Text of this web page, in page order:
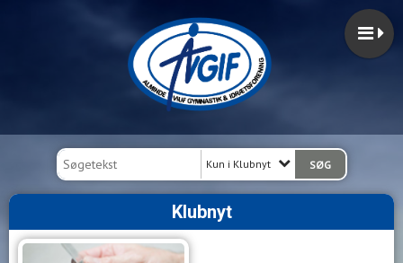
Kun i Klubnyt
Klubnyt